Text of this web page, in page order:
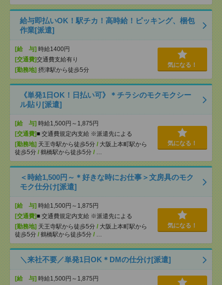
給与即払いOK！駅チカ！高時給！ピッキング、梱包
作業[派遣]
[給 与] 時給1400円
[交通費]交通費支給有り
[勤務地] 摂津駅から徒歩5分
気になる！
《単発1日OK！日払い可》＊チラシのモクモクシー
ル貼り[派遣]
[給 与] 時給1,500円～1,875円
[交通費]■ 交通費規定内支給 ※派遣先による
[勤務地] 天王寺駅から徒歩5分 / 大阪上本町駅から
徒歩5分 / 鶴橋駅から徒歩5分 / …
気になる！
＜時給1,500円～＊好きな時にお仕事＞文房具のモク
モク仕分け[派遣]
[給 与] 時給1,500円～1,875円
[交通費]■ 交通費規定内支給 ※派遣先による
[勤務地] 天王寺駅から徒歩5分 / 大阪上本町駅から
徒歩5分 / 鶴橋駅から徒歩5分 / …
気になる！
＼来社不要／単発1日OK＊DMの仕分け[派遣]
[給 与] 時給1,500円～1,875円